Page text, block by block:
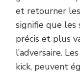
et retourner les
signifie que les
précis et plus
l’adversaire.
kick, peuvent